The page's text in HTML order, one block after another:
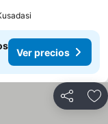
Ver precios
Compartir